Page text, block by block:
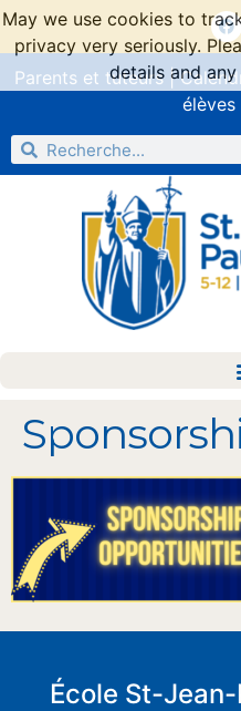
Parents et tuteurs|
élèves
École St-Jean-
May we use cookies to
privacy very seriously.
details and